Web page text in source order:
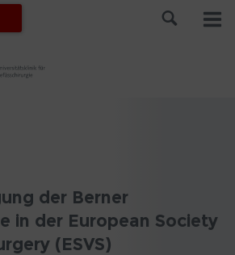
der Berner
in der European Society
(ESVS)